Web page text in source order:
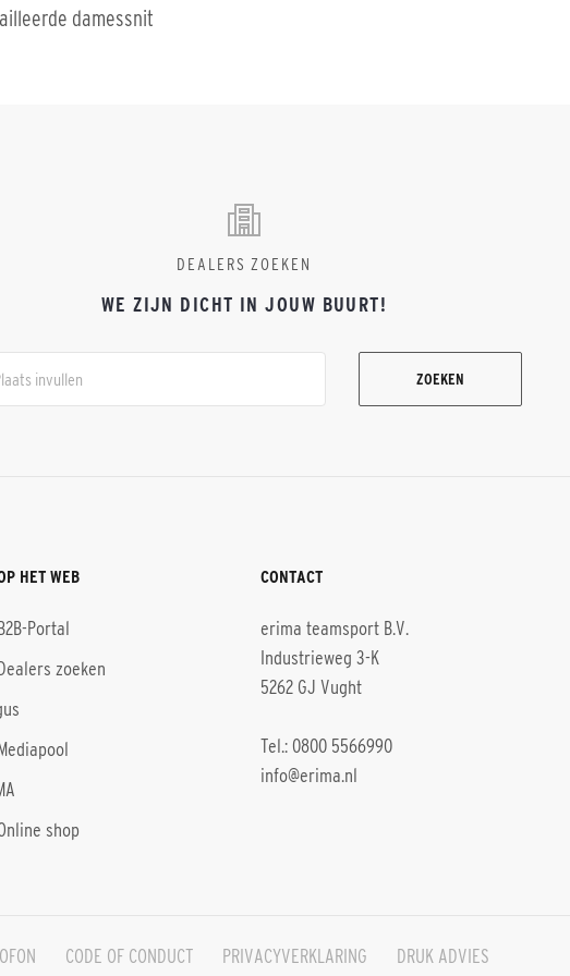
damessnit
DEALERS ZOEKEN
WE ZIJN DICHT IN JOUW BUURT!
ZOEKEN
HET WEB
Portal
zoeken
shop
CONTACT
erima teamsport B.V.
Industrieweg 3-K
5262 GJ Vught
Tel.: 0800 5566990
info@erima.nl
CODE OF CONDUCT PRIVACYVERKLARING DRUK ADVIES